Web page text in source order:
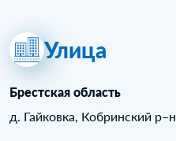
Улица
Брестская область
д. Гайковка, Кобринский р–н